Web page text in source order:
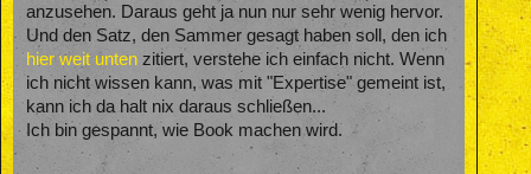
anzusehen. Daraus geht ja nun nur sehr wenig hervor.
Und den Satz, den Sammer gesagt haben soll, den ich
hier weit unten zitiert, verstehe ich einfach nicht. Wenn
ich nicht wissen kann, was mit "Expertise" gemeint ist,
kann ich da halt nix daraus schließen...
Ich bin gespannt, wie Book machen wird.